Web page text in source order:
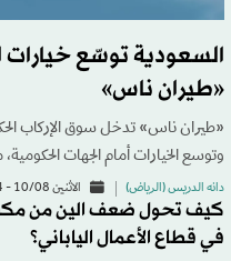
السعودية توسّع
«طيران ناس»
«طيران ناس» تدخل سوق الإركاب
وتوسع الخيارات أمام الجهات الحكومية،
دانه الدريس (الرياض) الاثنين 10/08 - 15:14
كيف تحول ضعف الين من
في قطاع الأعمال الياباني؟